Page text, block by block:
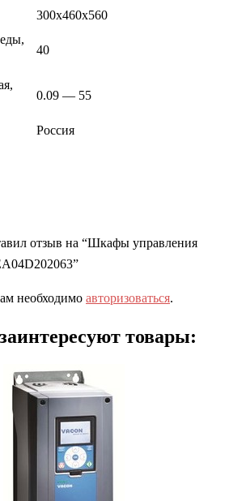
300х460х560
40
0.09 — 55
Россия
отзыв на “Шкафы управления
необходимо авторизоваться.
товары: